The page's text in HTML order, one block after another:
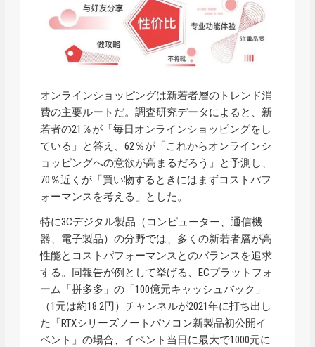
オンラインショッピングは新若者層のトレンド消
費の主要ルートだ。調査研究データによると、新
若者の21％が「毎日オンラインショッピングをし
ている」と答え、62％が「これからオンラインシ
ョッピングへの意欲が高まるだろう」と予測し、
70％近くが「買い物するときにはまずコストパフ
ォーマンスを考える」とした。
特に3Cデジタル製品（コンピューター、通信機
器、電子製品）の分野では、多くの新若者層が高
性能とコストパフォーマンスとのバランスを追求
する。同報告が例として挙げる、ECプラットフォ
ーム「拼多多」の「100億元キャッシュバック」
（1元は約18.2円）チャンネルが2021年に打ち出し
た「RTXシリーズノートパソコン新製品初公開イ
ベント」の場合、イベント当日に最大で1000元に